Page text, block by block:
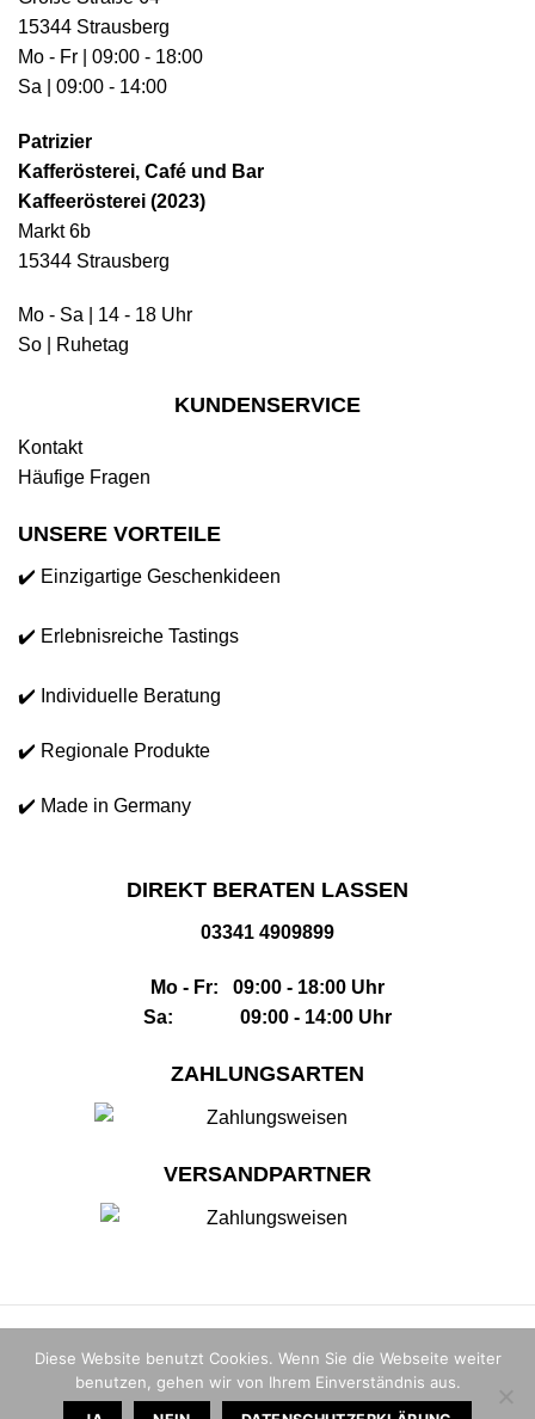
15344 Strausberg
Mo - Fr | 09:00 - 18:00
Sa | 09:00 - 14:00
Patrizier
Kafferösterei, Café und Bar
Kaffeerösterei (2023)
Markt 6b
15344 Strausberg
Mo - Sa | 14 - 18 Uhr
So | Ruhetag
KUNDENSERVICE
Kontakt
Häufige Fragen
UNSERE VORTEILE
✔️ Einzigartige Geschenkideen
✔️ Erlebnisreiche Tastings
✔️ Individuelle Beratung
✔️ Regionale Produkte
✔️ Made in Germany
DIREKT BERATEN LASSEN
03341 4909899
Mo - Fr: 09:00 - 18:00 Uhr
Sa: 09:00 - 14:00 Uhr
ZAHLUNGSARTEN
VERSANDPARTNER
© 2026 |The Whisky House GmbH
Diese Website benutzt Cookies. Wenn Sie die Webseite weiter
benutzen, gehen wir von Ihrem Einverständnis aus.